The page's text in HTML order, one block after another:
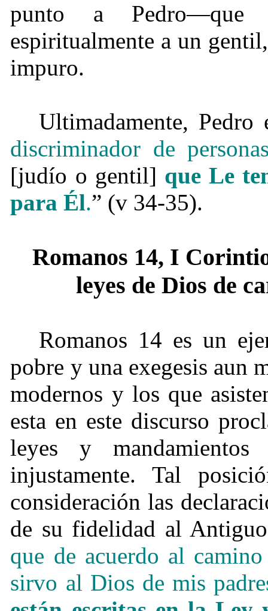
punto a Pedro—que
espiritualmente a un
impuro.
Ultimadamente,
discriminador de
[judío o gentil] que Le
para Él.” (v 34-35).
Romanos 14, I
leyes de Dios de
Romanos 14 es un
pobre y una exegesis aun
modernos y los que
esta en este discurso
leyes y
injustamente. Tal
consideración las
de su fidelidad al
que de acuerdo al
sirvo al Dios de mis